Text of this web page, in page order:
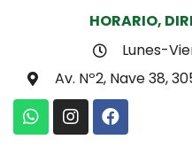
HORARIO,
Lunes-
Av. Nº2, Nave 38,